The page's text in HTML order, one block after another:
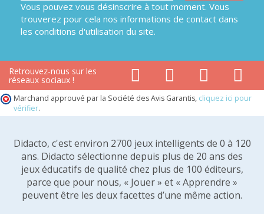
Vous pouvez vous désinscrire à tout moment. Vous
trouverez pour cela nos informations de contact dans
les conditions d'utilisation du site.
Retrouvez-nous sur les
réseaux sociaux !
Marchand approuvé par la Société des Avis Garantis, cliquez ici pour
vérifier.
Didacto, c'est environ 2700 jeux intelligents de 0 à 120
ans. Didacto sélectionne depuis plus de 20 ans des
jeux éducatifs de qualité chez plus de 100 éditeurs,
parce que pour nous, « Jouer » et « Apprendre »
peuvent être les deux facettes d’une même action.